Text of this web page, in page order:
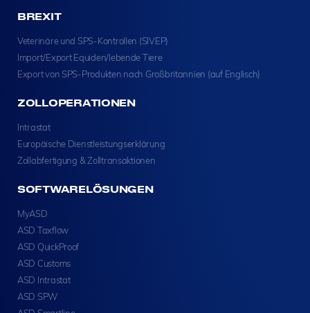
BREXIT
Veterinäre und SPS-Kontrollen (SIVEP)
Import/Export Equiden/lebende Tiere
Export von SPS-Produkten nach Großbritannien (auf Englisch)
ZOLLOPERATIONEN
Intrastat
Europäische Dienstleistungserklärung
Zollabfertigung & Zolltransaktionen
SOFTWARELÖSUNGEN
MyASD
ASD Taxflow
ASD QuickProof
ASD Customs
ASD Intrastat
ASD SPW